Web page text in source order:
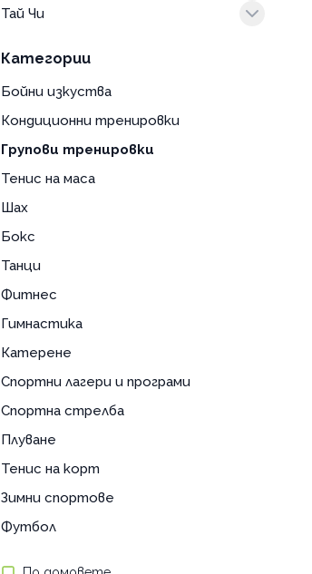
ин
класическа
кундалини
лечебна
стречинг
мат
тренировка
Тай Чи
Категории
Бойни изкуства
Кондиционни тренировки
Групови тренировки
Тенис на маса
Шах
Бокс
Танци
Фитнес
Гимнастика
Катерене
Спортни лагери и програми
Спортна стрелба
Плуване
Тенис на корт
Зимни спортове
Футбол